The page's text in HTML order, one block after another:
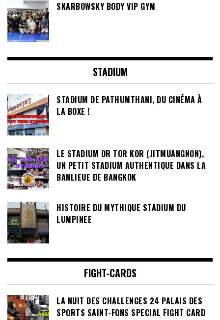
SKARBOWSKY BODY VIP GYM
STADIUM
STADIUM DE PATHUMTHANI, DU CINÉMA À
LA BOXE !
LE STADIUM OR TOR KOR (JITMUANGNON),
UN PETIT STADIUM AUTHENTIQUE DANS LA
BANLIEUE DE BANGKOK
HISTOIRE DU MYTHIQUE STADIUM DU
LUMPINEE
FIGHT-CARDS
LA NUIT DES CHALLENGES 24 PALAIS DES
SPORTS SAINT-FONS SPECIAL FIGHT CARD